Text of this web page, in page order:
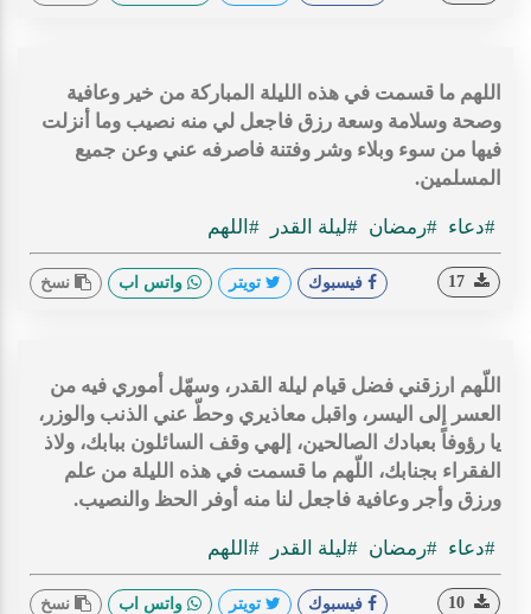
اللهم ما قسمت في هذه الليلة المباركة من خير وعافية
وصحة وسلامة وسعة رزق فاجعل لي منه نصيب وما أنزلت
فيها من سوء وبلاء وشر وفتنة فاصرفه عني وعن جميع
المسلمين.
#دعاء #رمضان #ليلة القدر #اللهم
فيسبوك تويتر واتس اب نسخ
اللّهم ارزقني فضل قيام ليلة القدر، وسهّل أموري فيه من
العسر إلى اليسر، واقبل معاذيري وحطّ عني الذنب والوزر،
يا رؤوفاً بعبادك الصالحين، إلهي وقف السائلون ببابك، ولاذ
الفقراء بجنابك، اللّهم ما قسمت في هذه الليلة من علم
ورزق وأجر وعافية فاجعل لنا منه أوفر الحظ والنصيب.
#دعاء #رمضان #ليلة القدر #اللهم
فيسبوك تويتر واتس اب نسخ